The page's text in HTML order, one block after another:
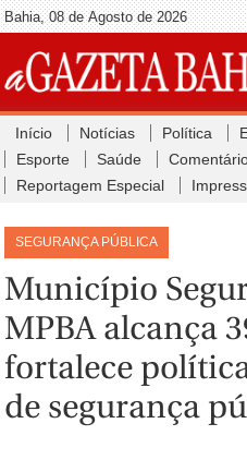
Bahia, 08 de Agosto de 2026
Início Notícias Política
Esporte
Saúde
Reportagem Especial
SEGURANÇA PÚBLICA
Município
MPBA alcança
fortalece
de segurança